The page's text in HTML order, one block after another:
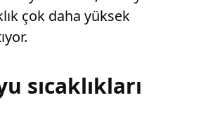
çok daha yüksek
sıcaklıkları